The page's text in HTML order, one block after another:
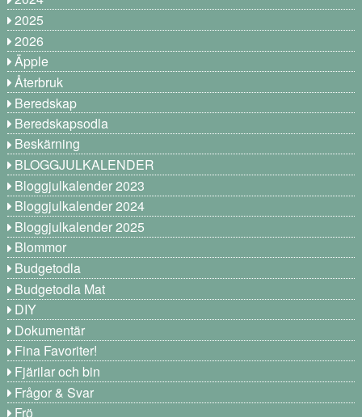
2025
2026
Äpple
Återbruk
Beredskap
Beredskapsodla
Beskärning
BLOGGJULKALENDER
Bloggjulkalender 2023
Bloggjulkalender 2024
Bloggjulkalender 2025
Blommor
Budgetodla
Budgetodla Mat
DIY
Dokumentär
Fina Favoriter!
Fjärilar och bin
Frågor & Svar
Frö